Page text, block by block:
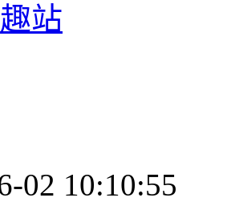
站
02 10:10:55